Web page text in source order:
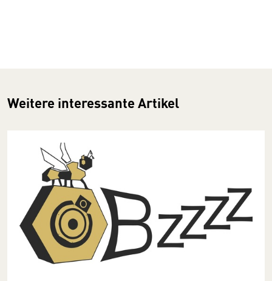
Weitere interessante Artikel